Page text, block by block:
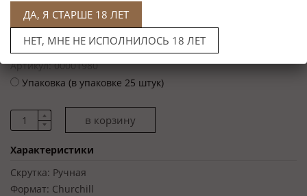
Поштучно (цена за 1 сигару)
Цена: 65 750 руб
Артикул: 00001980
Упаковка (в упаковке 25 штук)
Характеристики
Скрутка: Ручная
Формат: Churchill
ДА, Я СТАРШЕ 18 ЛЕТ
НЕТ, МНЕ НЕ ИСПОЛНИЛОСЬ 18 ЛЕТ